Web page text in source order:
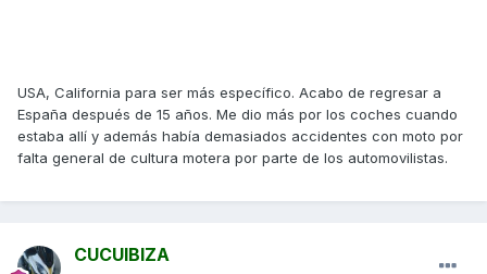
USA, California para ser más específico. Acabo de regresar a
España después de 15 años. Me dio más por los coches cuando
estaba allí y además había demasiados accidentes con moto por
falta general de cultura motera por parte de los automovilistas.
CUCUIBIZA